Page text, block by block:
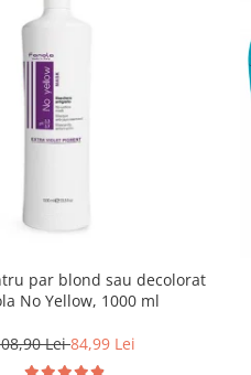
par blond sau decolorat
No Yellow, 1000 ml
Lei84,99 Lei